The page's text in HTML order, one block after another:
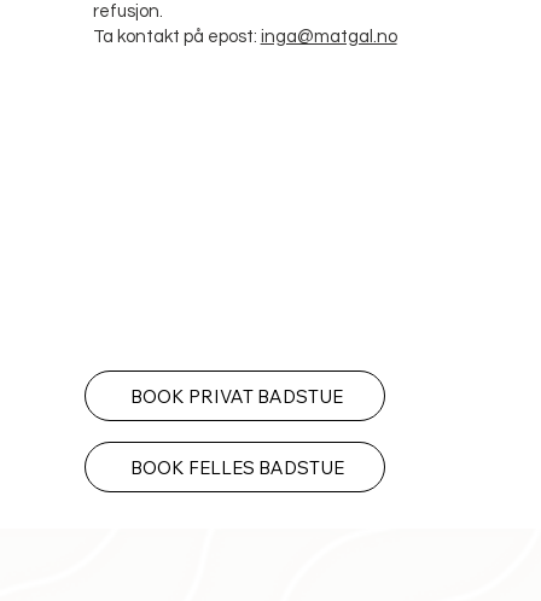
refusjon.
Ta kontakt på epost: inga@matgal.no
BOOK FELLES BADSTUE
BOOK PRIVAT BADSTUE